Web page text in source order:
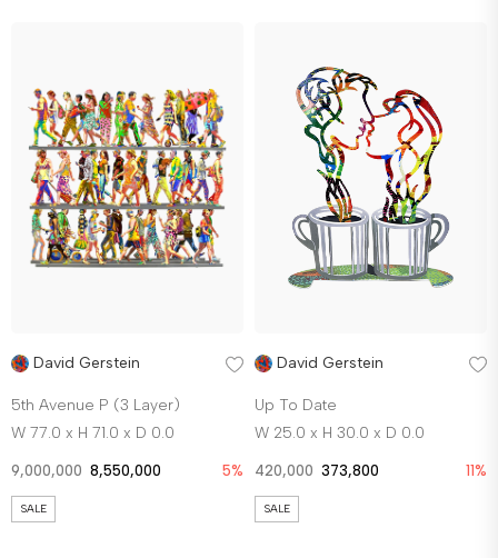
David Gerstein
5th Avenue P (3 Layer)
W 77.0 x H 71.0 x D 0.0
9,000,000 8,550,000 5%
SALE
David Gerstein
Up To Date
W 25.0 x H 30.0 x D 0.0
420,000 373,800 11%
SALE